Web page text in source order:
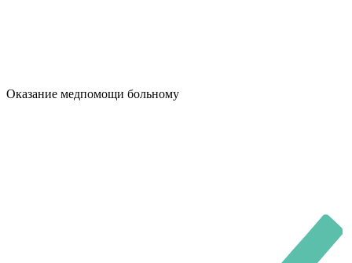
Оказание медпомощи больному